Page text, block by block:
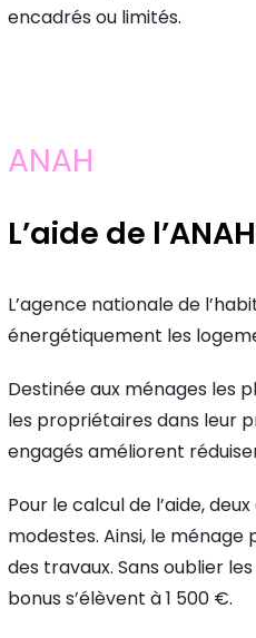
encadrés ou limités.
ANAH
L’aide de
L’agence nationale de
énergétiquement les
Destinée aux ménages les
les propriétaires dans leur
engagés améliorent
Pour le calcul de l’aide,
modestes. Ainsi, le
des travaux. Sans oublier
bonus s’élèvent à 1 500 €.